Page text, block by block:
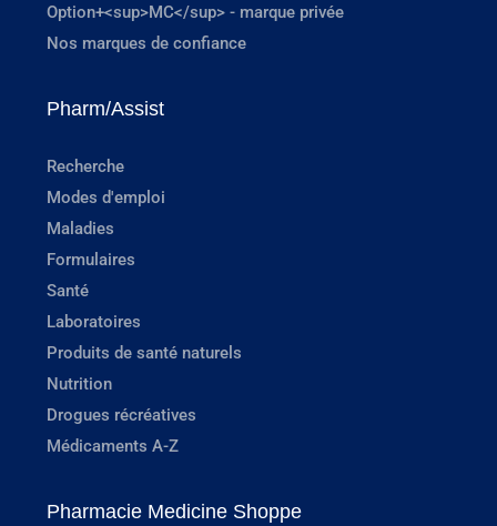
Option+<sup>MC</sup> - marque privée
Nos marques de confiance
Pharm/Assist
Recherche
Modes d'emploi
Maladies
Formulaires
Santé
Laboratoires
Produits de santé naturels
Nutrition
Drogues récréatives
Médicaments A-Z
Pharmacie Medicine Shoppe